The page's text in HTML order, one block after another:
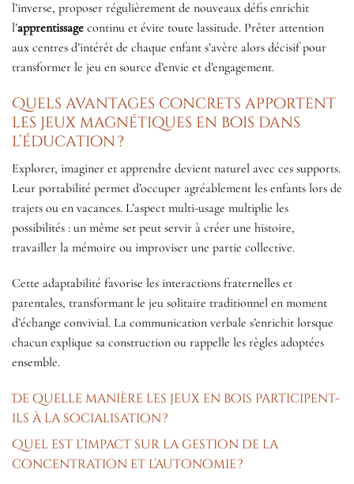
l’inverse, proposer régulièrement de nouveaux défis enrichit
l’apprentissage continu et évite toute lassitude. Prêter attention
aux centres d’intérêt de chaque enfant s’avère alors décisif pour
transformer le jeu en source d’envie et d’engagement.
Quels avantages concrets apportent
les jeux magnétiques en bois dans
l’éducation ?
Explorer, imaginer et apprendre devient naturel avec ces supports.
Leur portabilité permet d’occuper agréablement les enfants lors de
trajets ou en vacances. L’aspect multi-usage multiplie les
possibilités : un même set peut servir à créer une histoire,
travailler la mémoire ou improviser une partie collective.
Cette adaptabilité favorise les interactions fraternelles et
parentales, transformant le jeu solitaire traditionnel en moment
d’échange convivial. La communication verbale s’enrichit lorsque
chacun explique sa construction ou rappelle les règles adoptées
ensemble.
De quelle manière les jeux en bois participent-
ils à la socialisation ?
Quel est l’impact sur la gestion de la
concentration et l’autonomie ?